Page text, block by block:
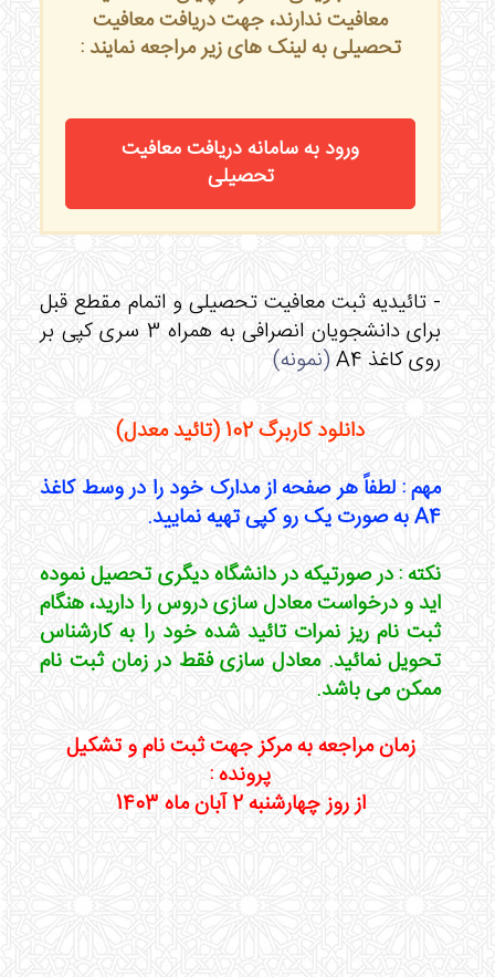
معافیت ندارند، جهت دریافت معافیت
تحصیلی به لینک های زیر مراجعه نمایند :
ورود به سامانه دریافت معافیت
تحصیلی
- تائیدیه ثبت معافیت تحصیلی و اتمام مقطع قبل
برای دانشجویان انصرافی به همراه 3 سری کپی بر
روی کاغذ A4
(نمونه)
دانلود کاربرگ 102 (تائید معدل)
مهم : لطفاً هر صفحه از مدارک خود را در وسط کاغذ
A4 به صورت یک رو کپی تهیه نمایید.
نکته : در صورتیکه در دانشگاه دیگری تحصیل نموده
اید و درخواست معادل سازی دروس را دارید، هنگام
ثبت نام ریز نمرات تائید شده خود را به کارشناس
تحویل نمائید. معادل سازی فقط در زمان ثبت نام
ممکن می باشد.
زمان مراجعه به مرکز جهت ثبت نام و تشکیل
پرونده :
از روز چهارشنبه 2 آبان ماه 1403